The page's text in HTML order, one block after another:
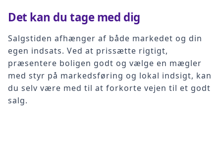
Det kan du tage med dig
Salgstiden afhænger af både markedet og din
egen indsats. Ved at prissætte rigtigt,
præsentere boligen godt og vælge en mægler
med styr på markedsføring og lokal indsigt, kan
du selv være med til at forkorte vejen til et godt
salg.